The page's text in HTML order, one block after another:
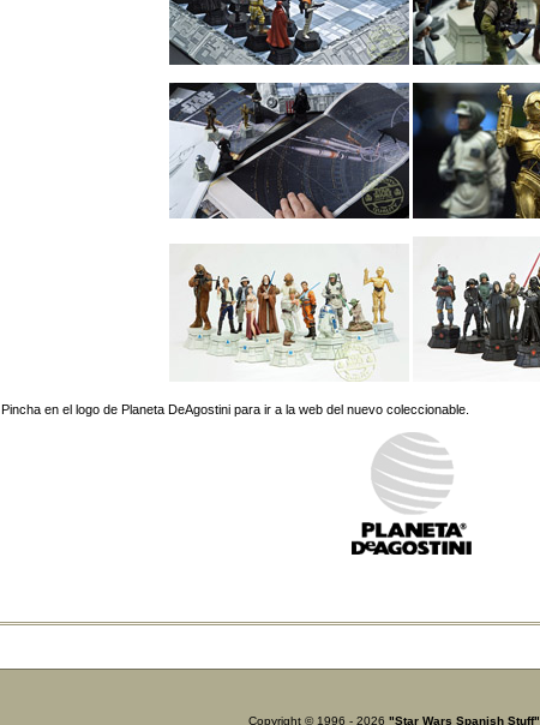
Pincha en el logo de Planeta DeAgostini para ir a la web del nuevo coleccionable.
Copyright © 1996 - 2026 "Star Wars Spanish Stuff"